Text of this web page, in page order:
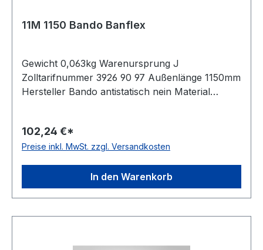
11M 1150 Bando Banflex
Gewicht 0,063kg Warenursprung J
Zolltarifnummer 3926 90 97 Außenlänge 1150mm
Hersteller Bando antistatisch nein Material
102,24 €*
Preise inkl. MwSt. zzgl. Versandkosten
In den Warenkorb